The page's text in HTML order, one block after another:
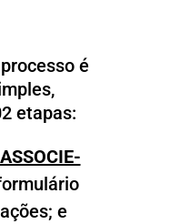
é
etapas:
ASSOCIE-
e